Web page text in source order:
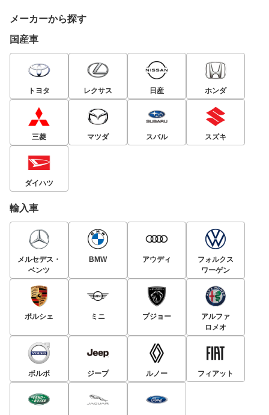
メーカーから探す
国産車
トヨタ レクサス 日産 ホンダ
三菱 マツダ スバル スズキ
ダイハツ
輸入車
メルセデス・
ベンツ
BMW アウディ
フォルクス
ワーゲン
ポルシェ ミニ プジョー
アルファ
ロメオ
ボルボ ジープ ルノー フィアット